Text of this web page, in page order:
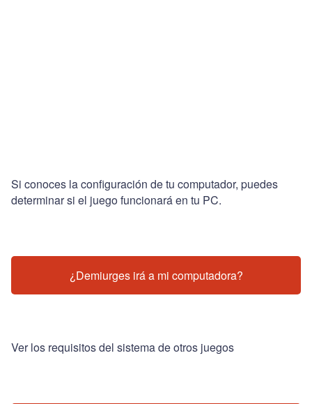
Si conoces la configuración de tu computador, puedes
determinar si el juego funcionará en tu PC.
¿Demiurges irá a mi computadora?
Ver los requisitos del sistema de otros juegos